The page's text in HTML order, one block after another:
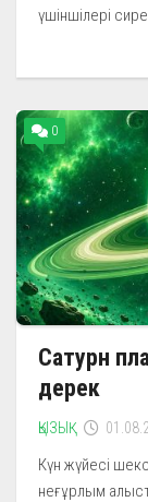
үшіншілері
0
Сатурн
дерек
ҚЫЗЫҚ
Күн жүйесі
неғұрлым